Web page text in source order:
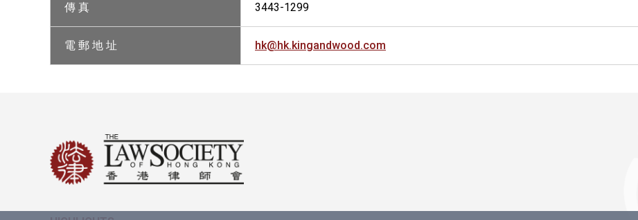
傳 真 3443-1299
電 郵 地 址 hk@hk.kingandwood.com